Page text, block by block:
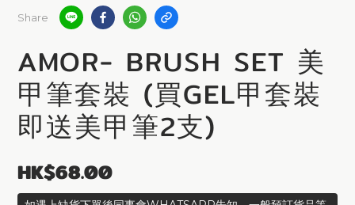
Share
AMOR- BRUSH SET 美
甲筆套裝 (買GEL甲套裝
即送美甲筆2支)
HK$68.00